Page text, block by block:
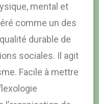
mental et
comme un des
durable de
sociales. Il agit
Facile à mettre